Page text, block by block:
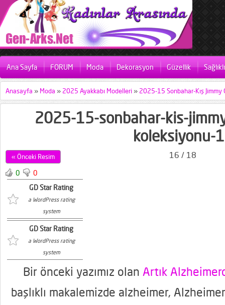
Ana Sayfa FORUM Moda Dekorasyon Güzellik
Anasayfa » Moda » 2025 Ayakkabı Modelleri » 2025-15 Sonbahar-Kış Jimmy
2025-15-sonbahar-kis-
koleksiyonu-
« Önceki Resim 16 / 18
0
0
GD Star Rating
a WordPress rating
system
GD Star Rating
a WordPress rating
system
Bir önceki yazımız olan Artık
başlıklı makalemizde alzheimer,